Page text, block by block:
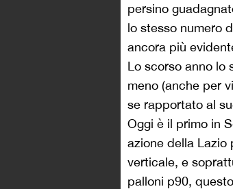
persino
lo stesso numero
ancora più
Lo scorso anno lo
meno (anche per
se rapportato al
Oggi è il primo in
azione della Lazio
verticale, e
palloni p90,